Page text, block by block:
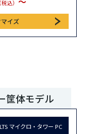
（税込）
イズ
筐体モデル
マイクロ・タワー PC